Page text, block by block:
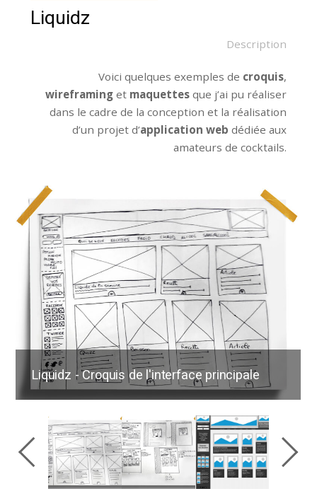
Liquidz
Description
Voici quelques exemples de croquis,
wireframing et maquettes que j’ai pu réaliser
dans le cadre de la conception et la réalisation
d’un projet d’application web dédiée aux
amateurs de cocktails.
Liquidz - Croquis de l'interface principale